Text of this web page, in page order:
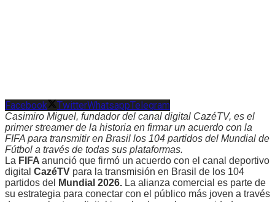
Facebook TwitterWhatsappTelegram
Casimiro Miguel, fundador del canal digital CazéTV, es el
primer streamer de la historia en firmar un acuerdo con la
FIFA para transmitir en Brasil los 104 partidos del Mundial de
Fútbol a través de todas sus plataformas.
La FIFA anunció que firmó un acuerdo con el canal deportivo
digital CazéTV para la transmisión en Brasil de los 104
partidos del
Mundial 2026. La alianza comercial es parte de
su estrategia para conectar con el público más joven a través